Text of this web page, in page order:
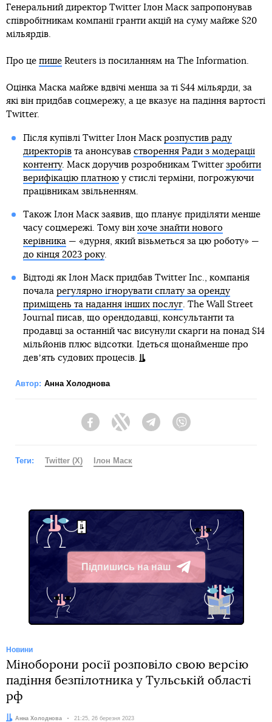
Генеральний директор Twitter Ілон Маск запропонував
співробітникам компанії гранти акцій на суму майже $20
мільярдів.
Про це пише Reuters із посиланням на The Information.
Оцінка Маска майже вдвічі менша за ті $44 мільярди, за
які він придбав соцмережу, а це вказує на падіння вартості
Twitter.
Після купівлі Twitter Ілон Маск розпустив раду
директорівта анонсував створення Ради з модерації
контенту. Маск доручив розробникам Twitter зробити
верифікацію платноюу стислі терміни, погрожуючи
працівникам звільненням.
Також Ілон Маск заявив, що планує приділяти менше
часу соцмережі. Тому він хоче знайти нового
керівника— «дурня, який візьметься за цю роботу» —
до кінця 2023 року.
Відтоді як Ілон Маск придбав Twitter Inc., компанія
почала регулярно ігнорувати сплату за оренду
приміщень та надання інших послуг. The Wall Street
Journal писав, що орендодавці, консультанти та
продавці за останній час висунули скарги на понад $14
мільйонів плюс відсотки. Ідеться щонайменше про
девʼять судових процесів.
Автор: Анна Холоднова
FacebookTwitter Telegram
Теги: Twitter (X) Ілон Маск
Підпишись на наш
Telegram
Новини
Міноборони росії розповіло свою версію
падіння безпілотника у Тульській області
рф
Автор:
Анна Холоднова Дата:
21:25, 26 березня 2023